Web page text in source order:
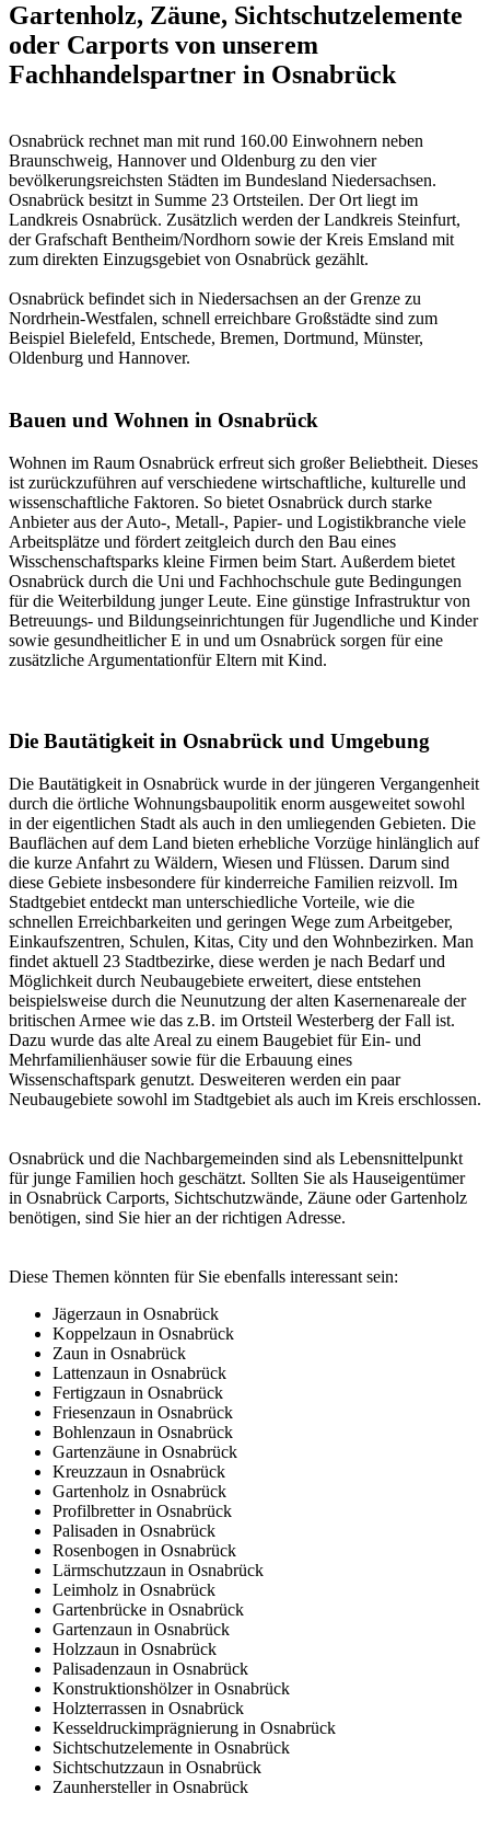
Gartenholz, Zäune, Sichtschutzelemente
oder Carports von unserem
Fachhandelspartner in Osnabrück
Osnabrück rechnet man mit rund 160.00 Einwohnern neben
Braunschweig, Hannover und Oldenburg zu den vier
bevölkerungsreichsten Städten im Bundesland Niedersachsen.
Osnabrück besitzt in Summe 23 Ortsteilen. Der Ort liegt im
Landkreis Osnabrück. Zusätzlich werden der Landkreis Steinfurt,
der Grafschaft Bentheim/Nordhorn sowie der Kreis Emsland mit
zum direkten Einzugsgebiet von Osnabrück gezählt.
Osnabrück befindet sich in Niedersachsen an der Grenze zu
Nordrhein-Westfalen, schnell erreichbare Großstädte sind zum
Beispiel Bielefeld, Entschede, Bremen, Dortmund, Münster,
Oldenburg und Hannover.
Bauen und Wohnen in Osnabrück
Wohnen im Raum Osnabrück erfreut sich großer Beliebtheit. Dieses
ist zurückzuführen auf verschiedene wirtschaftliche, kulturelle und
wissenschaftliche Faktoren. So bietet Osnabrück durch starke
Anbieter aus der Auto-, Metall-, Papier- und Logistikbranche viele
Arbeitsplätze und fördert zeitgleich durch den Bau eines
Wisschenschaftsparks kleine Firmen beim Start. Außerdem bietet
Osnabrück durch die Uni und Fachhochschule gute Bedingungen
für die Weiterbildung junger Leute. Eine günstige Infrastruktur von
Betreuungs- und Bildungseinrichtungen für Jugendliche und Kinder
sowie gesundheitlicher E in und um Osnabrück sorgen für eine
zusätzliche Argumentationfür Eltern mit Kind.
Die Bautätigkeit in Osnabrück und Umgebung
Die Bautätigkeit in Osnabrück wurde in der jüngeren Vergangenheit
durch die örtliche Wohnungsbaupolitik enorm ausgeweitet sowohl
in der eigentlichen Stadt als auch in den umliegenden Gebieten. Die
Bauflächen auf dem Land bieten erhebliche Vorzüge hinlänglich auf
die kurze Anfahrt zu Wäldern, Wiesen und Flüssen. Darum sind
diese Gebiete insbesondere für kinderreiche Familien reizvoll. Im
Stadtgebiet entdeckt man unterschiedliche Vorteile, wie die
schnellen Erreichbarkeiten und geringen Wege zum Arbeitgeber,
Einkaufszentren, Schulen, Kitas, City und den Wohnbezirken. Man
findet aktuell 23 Stadtbezirke, diese werden je nach Bedarf und
Möglichkeit durch Neubaugebiete erweitert, diese entstehen
beispielsweise durch die Neunutzung der alten Kasernenareale der
britischen Armee wie das z.B. im Ortsteil Westerberg der Fall ist.
Dazu wurde das alte Areal zu einem Baugebiet für Ein- und
Mehrfamilienhäuser sowie für die Erbauung eines
Wissenschaftspark genutzt. Desweiteren werden ein paar
Neubaugebiete sowohl im Stadtgebiet als auch im Kreis erschlossen.
Osnabrück und die Nachbargemeinden sind als Lebensnittelpunkt
für junge Familien hoch geschätzt. Sollten Sie als Hauseigentümer
in Osnabrück Carports, Sichtschutzwände, Zäune oder Gartenholz
benötigen, sind Sie hier an der richtigen Adresse.
Diese Themen könnten für Sie ebenfalls interessant sein:
Jägerzaun in Osnabrück
Koppelzaun in Osnabrück
Zaun in Osnabrück
Lattenzaun in Osnabrück
Fertigzaun in Osnabrück
Friesenzaun in Osnabrück
Bohlenzaun in Osnabrück
Gartenzäune in Osnabrück
Kreuzzaun in Osnabrück
Gartenholz in Osnabrück
Profilbretter in Osnabrück
Palisaden in Osnabrück
Rosenbogen in Osnabrück
Lärmschutzzaun in Osnabrück
Leimholz in Osnabrück
Gartenbrücke in Osnabrück
Gartenzaun in Osnabrück
Holzzaun in Osnabrück
Palisadenzaun in Osnabrück
Konstruktionshölzer in Osnabrück
Holzterrassen in Osnabrück
Kesseldruckimprägnierung in Osnabrück
Sichtschutzelemente in Osnabrück
Sichtschutzzaun in Osnabrück
Zaunhersteller in Osnabrück